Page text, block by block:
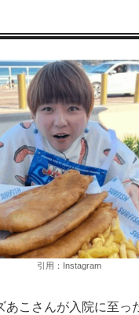
引用：Instagram
あこさんが入院に至っ